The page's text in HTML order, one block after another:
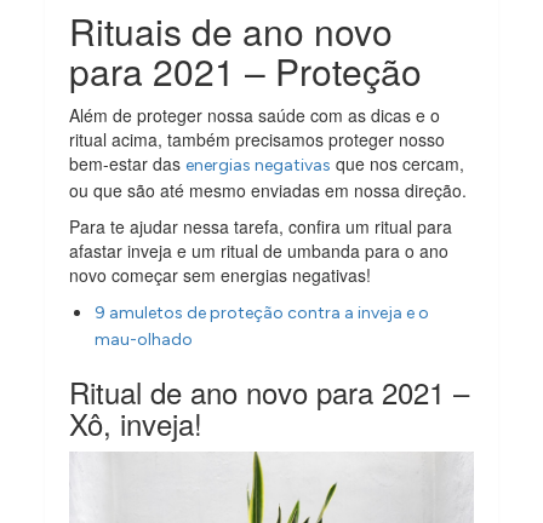
Rituais de ano novo
para 2021 – Proteção
Além de proteger nossa saúde com as dicas e o
ritual acima, também precisamos proteger nosso
bem-estar dasenergias negativas que nos cercam,
ou que são até mesmo enviadas em nossa direção.
Para te ajudar nessa tarefa, confira um ritual para
afastar inveja e um ritual de umbanda para o ano
novo começar sem energias negativas!
9 amuletos de proteção contra a inveja e o
mau-olhado
Ritual de ano novo para 2021 –
Xô, inveja!